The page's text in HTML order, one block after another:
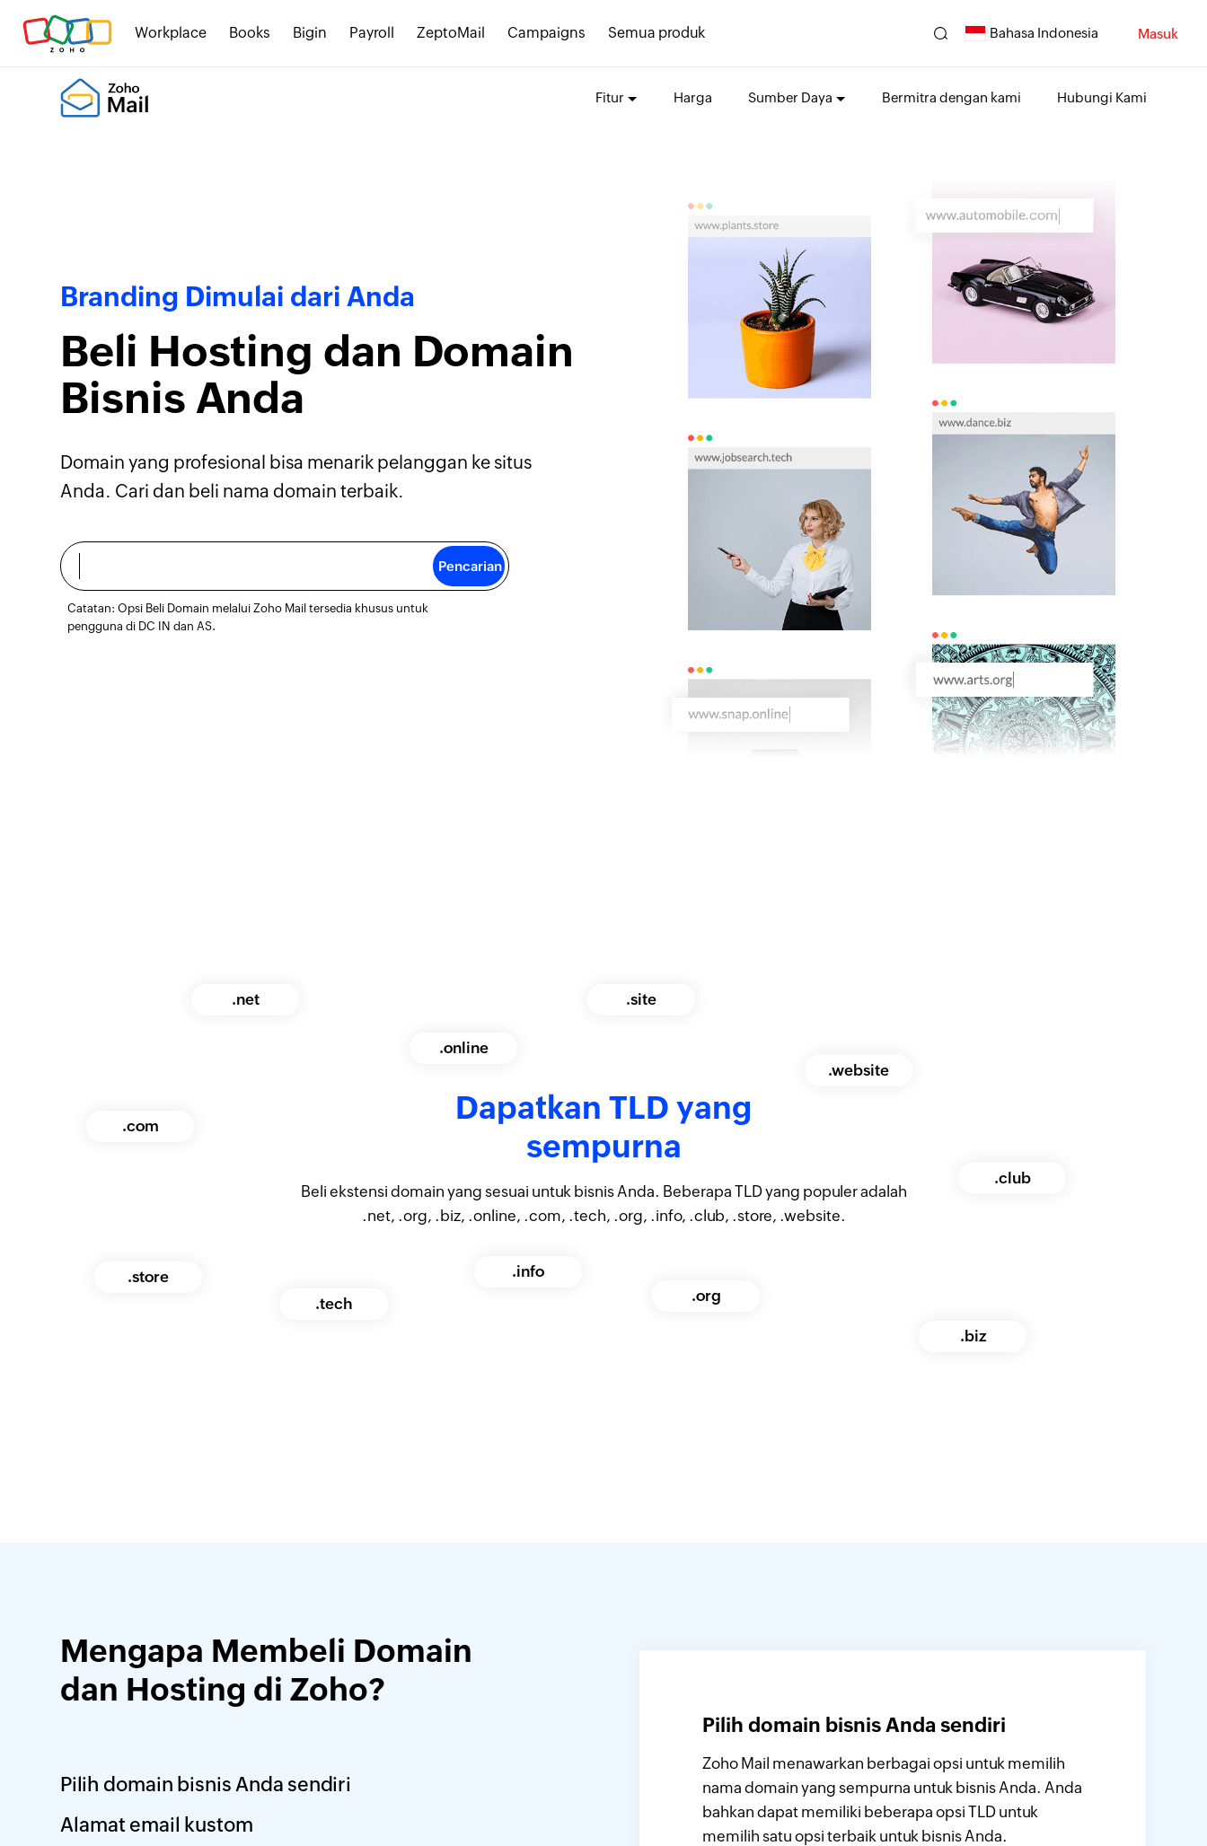
Workplace Books Bigin Payroll ZeptoMail Campaigns Semua produk Bahasa Indonesia Masuk
Fitur Harga Sumber Daya Bermitra dengan kami Hubungi Kami
Branding Dimulai dari Anda
Beli Hosting dan Domain
Bisnis Anda
Domain yang profesional bisa menarik pelanggan ke situs
Anda. Cari dan beli nama domain terbaik.
Pencarian
Catatan: Opsi Beli Domain melalui Zoho Mail tersedia khusus untuk
pengguna di DC IN dan AS.
Dapatkan TLD yang
sempurna
Beli ekstensi domain yang sesuai untuk bisnis Anda. Beberapa TLD yang populer adalah
.net, .org, .biz, .online, .com, .tech, .org, .info, .club, .store, .website.
.net
.com
.tech
.store
.club
.online
.info
.site
.website
.org
.biz
Mengapa Membeli Domain
dan Hosting di Zoho?
Pilih domain bisnis Anda sendiri
Alamat email kustom
Pilih domain bisnis Anda sendiri
Zoho Mail menawarkan berbagai opsi untuk memilih
nama domain yang sempurna untuk bisnis Anda. Anda
bahkan dapat memiliki beberapa opsi TLD untuk
memilih satu opsi terbaik untuk bisnis Anda.